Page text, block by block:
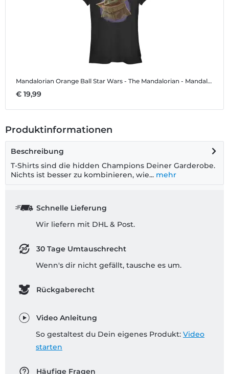
Mandalorian Orange Ball Star Wars - The Mandalorian - Mandalorian Orange Ball - Frauen T-Shirt
€ 19,99
Produktinformationen
Beschreibung
T-Shirts sind die hidden Champions Deiner Garderobe.
Nichts ist besser zu kombinieren, wie... mehr
Schnelle Lieferung
Wir liefern mit DHL & Post.
30 Tage Umtauschrecht
Wenn's dir nicht gefällt, tausche es um.
Rückgaberecht
Video Anleitung
So gestaltest du Dein eigenes Produkt: Video
starten
Häufige Fragen